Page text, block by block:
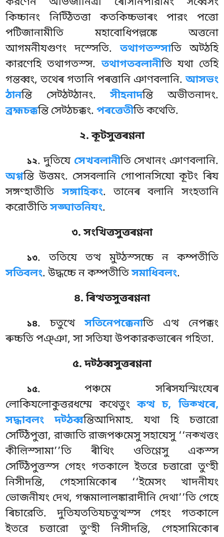
কিচ্চানং নিট্ঠিতত্তা কতকিচ্চভাৰং পারং পত্তো
পটিজানামীতি মহাবোধিপল্লঙ্কে অত্তনো
আগমনীযগুণং দস্সেতি.তথাগতস্সাতি অট্ঠহি
কারণেহি তথাগতস্স.তথাগতবলানীতি যথা তেহি
গন্তব্বং, তথেৰ গতানি পৰত্তানি ঞাণবলানি.আসভং
ঠানন্তি সেট্ঠট্ঠানং.সীহনাদন্তি অভীতনাদং.
ব্রহ্মচক্কন্তি সেট্ঠচক্কং.পৰত্তেতীতি কথেতি.
২. কূটসুত্তৰণ্ণনা
১২. দুতিযে সেখবলানীতি সেখানং ঞাণবলানি.
অগ্গন্তি উত্তমং. সেসবলানি গোপানসিযো কূটং ৰিয
সঙ্গণ্হাতীতিসঙ্গাহিকং. তানেৰ বলানি সংহতানি
করোতীতিসঙ্ঘাতনিযং.
৩. সংখিত্তসুত্তৰণ্ণনা
১৩. ততিযেতত্থ মুট্ঠস্সচ্চে ন কম্পতীতি
সতিবলং. উদ্ধচ্চে ন কম্পতীতিসমাধিবলং.
৪. ৰিত্থতসুত্তৰণ্ণনা
১৪. চতুত্থেসতিনেপক্কেনাতি এত্থ নেপক্কং
ৰুচ্চতি পঞ্ঞা, সা সতিযা উপকারকভাৰেন গহিতা.
৫. দট্ঠব্বসুত্তৰণ্ণনা
১৫. পঞ্চমে সৰিসযস্মিংযেৰ
লোকিযলোকুত্তরধম্মে কথেতুংকত্থ চ, ভিক্খৰে,
সদ্ধাবলং দট্ঠব্বন্তিআদিমাহ. যথা হি চত্তারো
সেট্ঠিপুত্তা, রাজাতি রাজপঞ্চমেসু সহাযেসু ‘‘নক্খত্তং
কীল়িস্সামা’’তি ৰীথিং ওতিণ্ণেসু একস্স
সেট্ঠিপুত্তস্স গেহং গতকালে ইতরে চত্তারোতুণ্হী
নিসীদন্তি, গেহসামিকোৰ ‘‘ইমেসং খাদনীযং
ভোজনীযং দেথ, গন্ধমালালঙ্কারাদীনি দেথা’’তি গেহে
ৰিচারেতি. দুতিযততিযচতুত্থস্স গেহং গতকালে
ইতরে চত্তারো তুণ্হী নিসীদন্তি, গেহসামিকোৰ